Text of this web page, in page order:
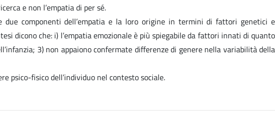
e non l’empatia di per sé.
componenti dell’empatia e la loro origine in termini di fattori genetici e
dicono che: i) l’empatia emozionale è più spiegabile da fattori innati di quanto
3) non appaiono confermate differenze di genere nella variabilità della
psico-fisico dell’individuo nel contesto sociale.